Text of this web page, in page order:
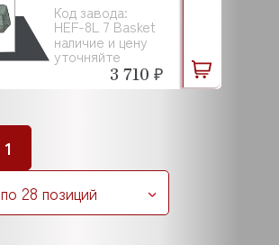
Код завода:
HEF-8L 7 Basket
наличие и цену
уточняйте
3 710 ₽
1
по 28 позиций